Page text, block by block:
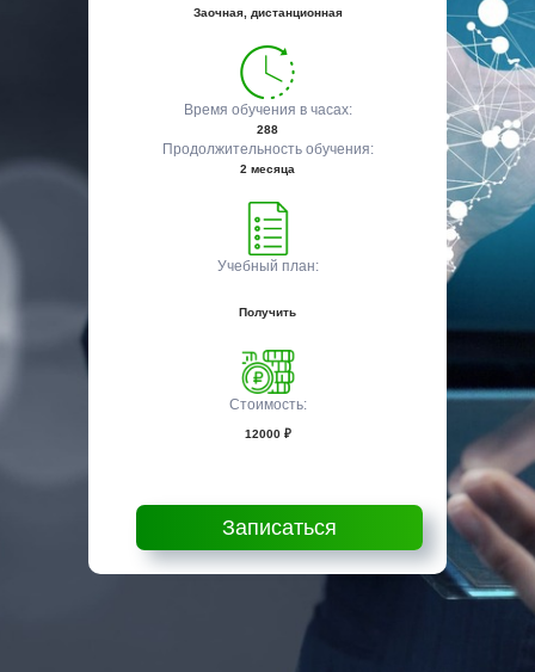
Заочная, дистанционная
Время обучения в часах:
288
Продолжительность обучения:
2 месяца
Учебный план:
Получить
Стоимость:
12000 ₽
Записаться